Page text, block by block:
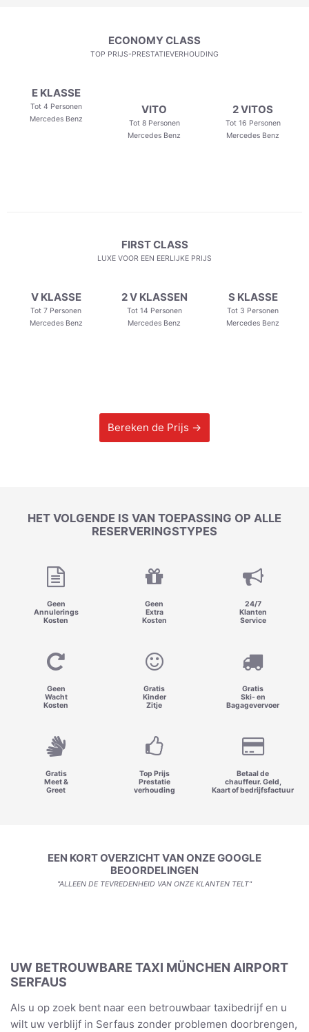
ECONOMY CLASS
TOP PRIJS-PRESTATIEVERHOUDING
E KLASSE
Tot 4 Personen
Mercedes Benz
VITO
Tot 8 Personen
Mercedes Benz
2 VITOS
Tot 16 Personen
Mercedes Benz
FIRST CLASS
LUXE VOOR EEN EERLIJKE PRIJS
V KLASSE
Tot 7 Personen
Mercedes Benz
2 V KLASSEN
Tot 14 Personen
Mercedes Benz
S KLASSE
Tot 3 Personen
Mercedes Benz
Bereken de Prijs →
HET VOLGENDE IS VAN TOEPASSING OP ALLE
RESERVERINGSTYPES
Geen
Annulerings
Kosten
Geen
Extra
Kosten
24/7
Klanten
Service
Geen
Wacht
Kosten
Gratis
Kinder
Zitje
Gratis
Ski- en
Bagagevervoer
Gratis
Meet &
Greet
Top Prijs
Prestatie
verhouding
Betaal de
chauffeur. Geld,
Kaart of bedrijfsfactuur
EEN KORT OVERZICHT VAN ONZE GOOGLE
BEOORDELINGEN
"ALLEEN DE TEVREDENHEID VAN ONZE KLANTEN TELT"
UW BETROUWBARE TAXI MÜNCHEN AIRPORT
SERFAUS
Als u op zoek bent naar een betrouwbaar taxibedrijf en u
wilt uw verblijf in Serfaus zonder problemen doorbrengen,